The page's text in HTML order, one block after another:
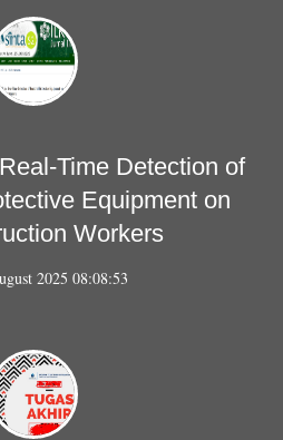
Time Detection of
Equipment on
Workers
2025 08:08:53